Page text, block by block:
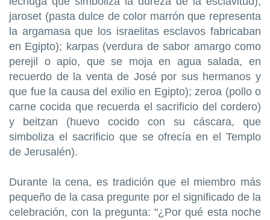
jaroset (pasta dulce de color marrón que representa
la argamasa que los israelitas esclavos fabricaban
en Egipto); karpas (verdura de sabor amargo como
perejil o apio, que se moja en agua salada, en
recuerdo de la venta de José por sus hermanos y
que fue la causa del exilio en Egipto); zeroa (pollo o
carne cocida que recuerda el sacrificio del cordero)
y beitzan (huevo cocido con su cáscara, que
simboliza el sacrificio que se ofrecía en el Templo
de Jerusalén).
Durante la cena, es tradición que el miembro más
pequeño de la casa pregunte por el significado de la
celebración, con la pregunta: "¿Por qué esta noche